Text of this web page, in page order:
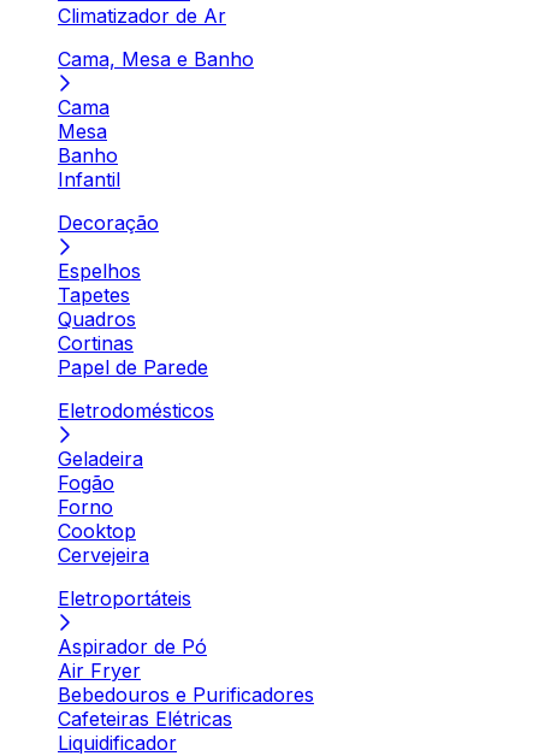
Climatizador de Ar
Cama, Mesa e Banho
Cama
Mesa
Banho
Infantil
Decoração
Espelhos
Tapetes
Quadros
Cortinas
Papel de Parede
Eletrodomésticos
Geladeira
Fogão
Forno
Cooktop
Cervejeira
Eletroportáteis
Aspirador de Pó
Air Fryer
Bebedouros e Purificadores
Cafeteiras Elétricas
Liquidificador